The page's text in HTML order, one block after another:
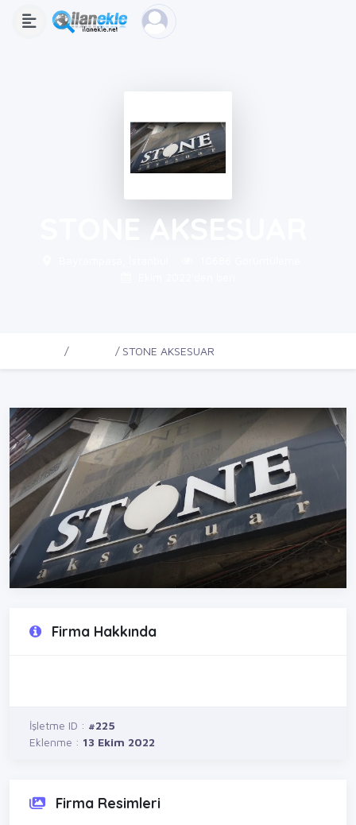
STONE AKSESUAR
STONE AKSESUAR
Firma Hakkında
İşletme ID : #225
Eklenme : 13 Ekim 2022
Firma Resimleri